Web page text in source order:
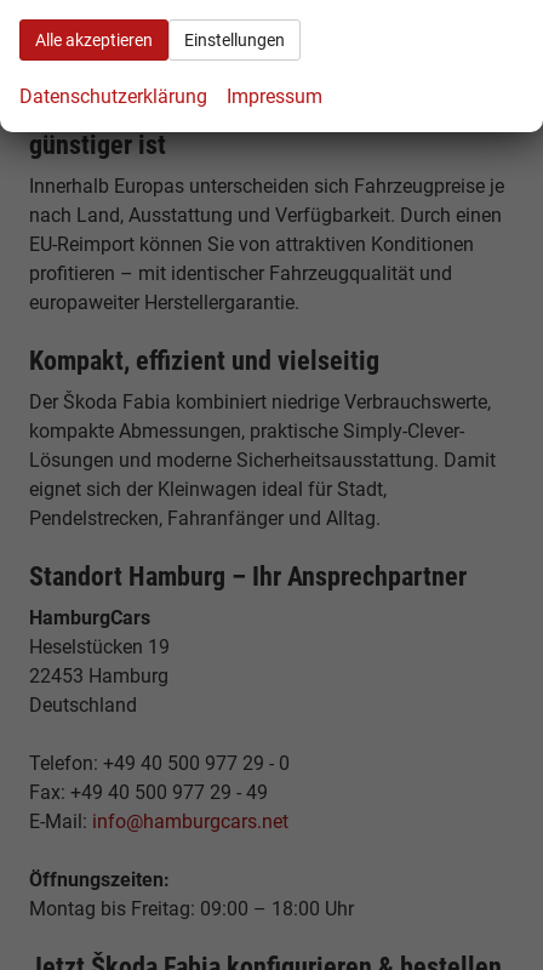
für mehr Leistung bei gleichzeitig hoher
Alltagstauglichkeit.
Warum ein Škoda Fabia EU Reimport
günstiger ist
Innerhalb Europas unterscheiden sich Fahrzeugpreise je
nach Land, Ausstattung und Verfügbarkeit. Durch einen
EU-Reimport können Sie von attraktiven Konditionen
profitieren – mit identischer Fahrzeugqualität und
europaweiter Herstellergarantie.
Kompakt, effizient und vielseitig
Der Škoda Fabia kombiniert niedrige Verbrauchswerte,
kompakte Abmessungen, praktische Simply-Clever-
Lösungen und moderne Sicherheitsausstattung. Damit
eignet sich der Kleinwagen ideal für Stadt,
Pendelstrecken, Fahranfänger und Alltag.
Standort Hamburg – Ihr Ansprechpartner
HamburgCars
Heselstücken 19
22453 Hamburg
Deutschland
Telefon: +49 40 500 977 29 - 0
Fax: +49 40 500 977 29 - 49
E-Mail: info@hamburgcars.net
Öffnungszeiten:
Montag bis Freitag: 09:00 – 18:00 Uhr
Alle akzeptieren Einstellungen
Datenschutzerklärung Impressum